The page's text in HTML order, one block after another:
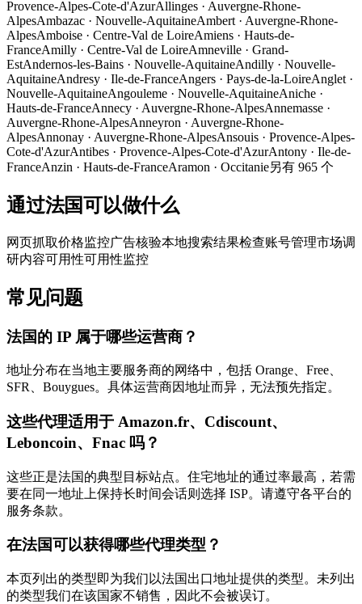
Provence-Alpes-Cote-d'AzurAllinges · Auvergne-Rhone-
AlpesAmbazac · Nouvelle-AquitaineAmbert · Auvergne-Rhone-
AlpesAmboise · Centre-Val de LoireAmiens · Hauts-de-
FranceAmilly · Centre-Val de LoireAmneville · Grand-
EstAndernos-les-Bains · Nouvelle-AquitaineAndilly · Nouvelle-
AquitaineAndresy · Ile-de-FranceAngers · Pays-de-la-LoireAnglet ·
Nouvelle-AquitaineAngouleme · Nouvelle-AquitaineAniche ·
Hauts-de-FranceAnnecy · Auvergne-Rhone-AlpesAnnemasse ·
Auvergne-Rhone-AlpesAnneyron · Auvergne-Rhone-
AlpesAnnonay · Auvergne-Rhone-AlpesAnsouis · Provence-Alpes-
Cote-d'AzurAntibes · Provence-Alpes-Cote-d'AzurAntony · Ile-de-
FranceAnzin · Hauts-de-FranceAramon · Occitanie另有 965 个
通过法国可以做什么
网页抓取价格监控广告核验本地搜索结果检查账号管理市场调
研内容可用性可用性监控
常见问题
法国的 IP 属于哪些运营商？
地址分布在当地主要服务商的网络中，包括 Orange、Free、
SFR、Bouygues。具体运营商因地址而异，无法预先指定。
这些代理适用于 Amazon.fr、Cdiscount、
Leboncoin、Fnac 吗？
这些正是法国的典型目标站点。住宅地址的通过率最高，若需
要在同一地址上保持长时间会话则选择 ISP。请遵守各平台的
服务条款。
在法国可以获得哪些代理类型？
本页列出的类型即为我们以法国出口地址提供的类型。未列出
的类型我们在该国家不销售，因此不会被误订。